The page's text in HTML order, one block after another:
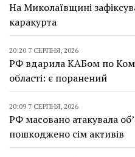
На Миколаївщині
каракурта
20:20 7 СЕРПНЯ, 2026
РФ вдарила КАБом по
області: є поранений
20:09 7 СЕРПНЯ, 2026
РФ масовано атакувала
пошкоджено сім активів